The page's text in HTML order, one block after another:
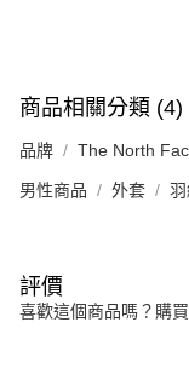
商品相關分類 (4)
品牌 The North
男性商品 外套
評價
喜歡這個商品嗎？購